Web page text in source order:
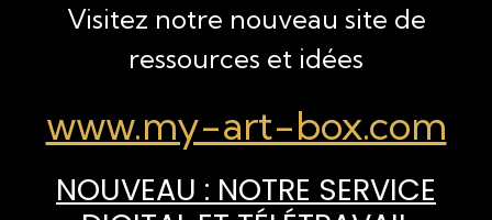
Visitez notre nouveau site de
ressources et idées
www.my-art-box.com
NOUVEAU : NOTRE SERVICE